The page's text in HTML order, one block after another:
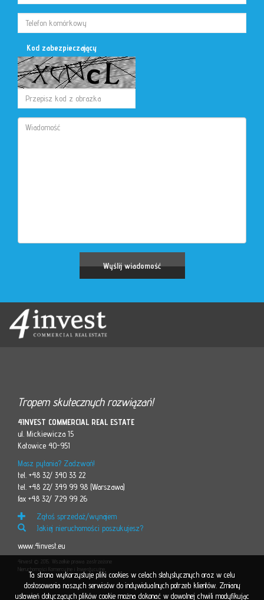
Kod zabezpieczający
Tropem skutecznych rozwiązań!
4INVEST COMMERCIAL REAL ESTATE
ul. Mickiewicza 15
Katowice 40-951
Masz pytania? Zadzwoń!
tel. +48 32/ 340 33 22
tel. +48 22/ 349 99 98 (Warszawa)
fax +48 32/ 729 99 26
Zgłoś sprzedaż/wynajem
Jakiej nieruchomości poszukujesz?
www.4invest.eu
4invest © 2015. Wszelkie prawa zastrzeżone
Nieruchomości Komercyjne i Inwestycyjne
Ta strona wykorzystuje pliki cookies w celach statystycznych oraz w celu
dostosowania naszych serwisów do indywidualnych potrzeb klientów. Zmiany
ustawień dotyczących plików cookie można dokonać w dowolnej chwili modyfikując